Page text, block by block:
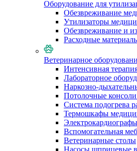
Оборудование для
Обезвреживание
Утилизаторы
Обезвреживание и
Расходные
Ветеринарное
Интенсивная
Лабораторное
Наркозно-
Потолочные
Система подогрева
Термошкафы
Электрокардиографы
Вспомогательная
Ветеринарные столы
Насосы шприцевые